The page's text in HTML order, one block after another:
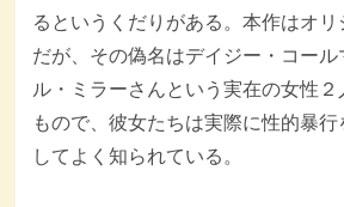
るというくだりがある。本作はオ
だが、その偽名はデイジー・コー
ル・ミラーさんという実在の女性２
もので、彼女たちは実際に性的暴行
してよく知られている。